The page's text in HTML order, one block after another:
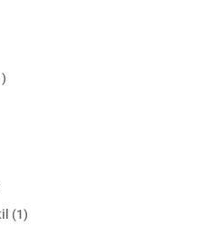
1
productos
11